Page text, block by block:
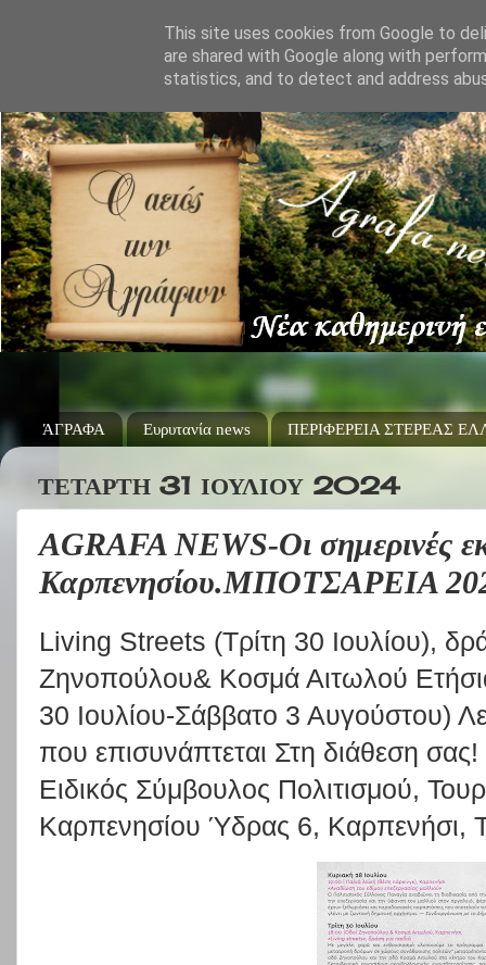
ΆΓΡΑΦΑ Ευρυτανία news ΠΕΡΙΦΕΡΕΙΑ ΣΤΕΡΕΑΣ
ΤΕΤΆΡΤΗ 31 ΙΟΥΛΊΟΥ 2024
AGRAFA NEWS-Οι σημερινές
Καρπενησίου.ΜΠΟΤΣΑΡΕΙΑ
Living Streets (Τρίτη 30 Ιουλίου),
Ζηνοπούλου& Κοσμά Αιτωλού
30 Ιουλίου-Σάββατο 3 Αυγούστου)
που επισυνάπτεται Στη διάθεση
Ειδικός Σύμβουλος Πολιτισμού,
Καρπενησίου Ύδρας 6, Καρπενήσι,
This site uses cookies from Google to
are shared with Google along with
statistics, and to detect and address